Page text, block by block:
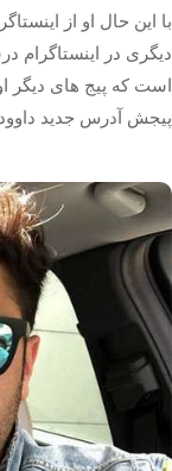
با این حال او از
دیگری در اینستاگرام
است که پیج های دیگر او
پیجش آدرس جدید داوود